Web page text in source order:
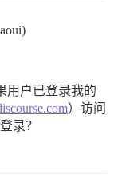
用户已登录我的
）访问
录？